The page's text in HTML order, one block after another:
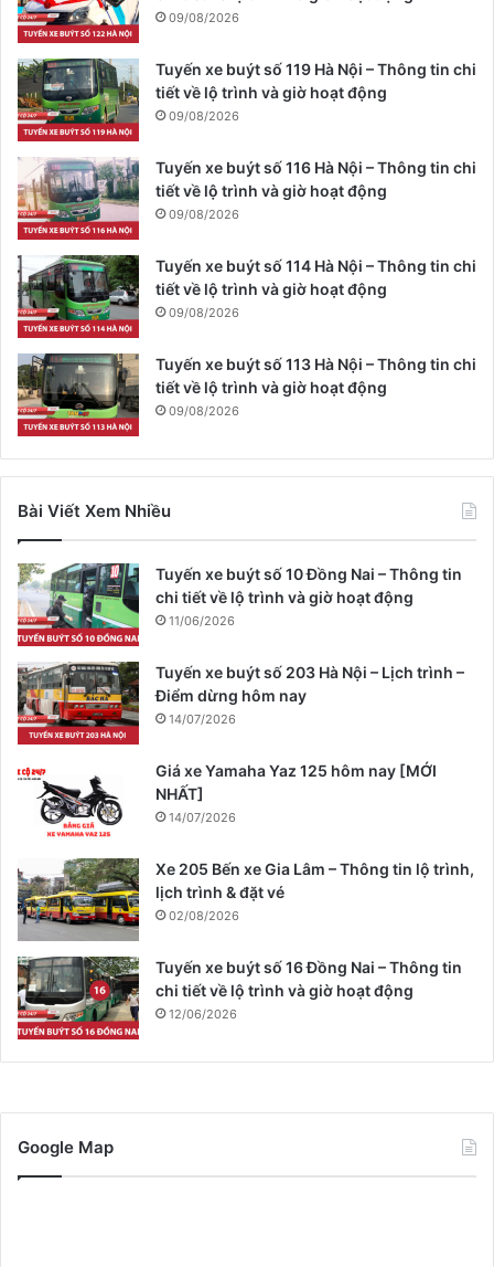
09/08/2026
Tuyến xe buýt số 119 Hà Nội – Thông tin chi
tiết về lộ trình và giờ hoạt động
09/08/2026
Tuyến xe buýt số 116 Hà Nội – Thông tin chi
tiết về lộ trình và giờ hoạt động
09/08/2026
Tuyến xe buýt số 114 Hà Nội – Thông tin chi
tiết về lộ trình và giờ hoạt động
09/08/2026
Tuyến xe buýt số 113 Hà Nội – Thông tin chi
tiết về lộ trình và giờ hoạt động
09/08/2026
Bài Viết Xem Nhiều
Tuyến xe buýt số 10 Đồng Nai – Thông tin
chi tiết về lộ trình và giờ hoạt động
11/06/2026
Tuyến xe buýt số 203 Hà Nội – Lịch trình –
Điểm dừng hôm nay
14/07/2026
Giá xe Yamaha Yaz 125 hôm nay [MỚI
NHẤT]
14/07/2026
Xe 205 Bến xe Gia Lâm – Thông tin lộ trình,
lịch trình & đặt vé
02/08/2026
Tuyến xe buýt số 16 Đồng Nai – Thông tin
chi tiết về lộ trình và giờ hoạt động
12/06/2026
Google Map